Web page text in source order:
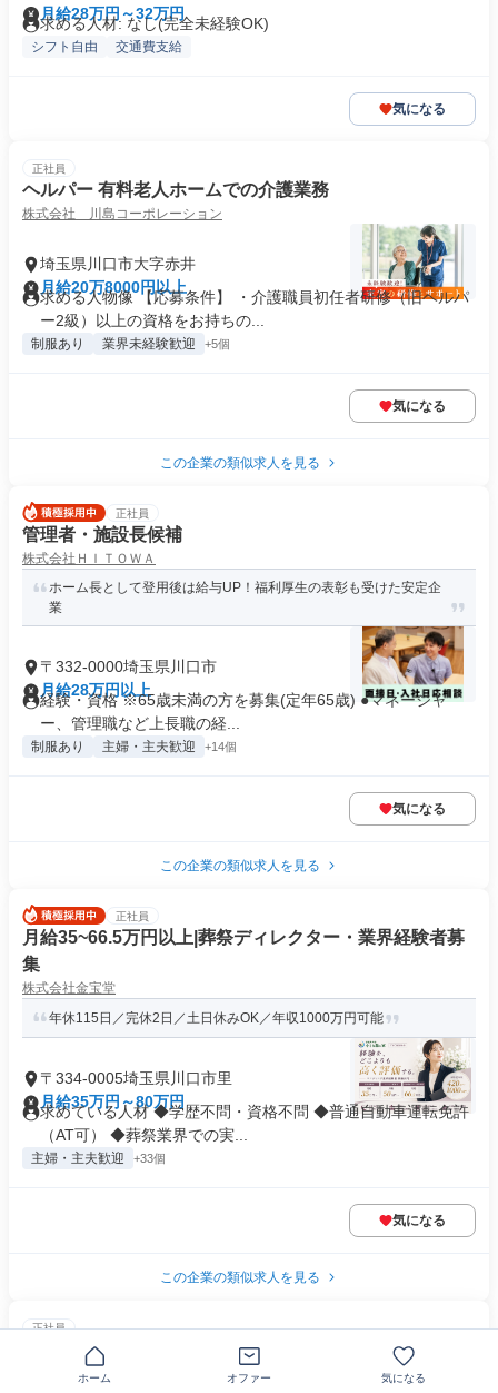
月給28万円～32万円
求める人材: なし(完全未経験OK)
シフト自由 交通費支給
気になる
正社員
ヘルパー 有料老人ホームでの介護業務
株式会社 川島コーポレーション
埼玉県川口市大字赤井
月給20万8000円以上
求める人物像 【応募条件】 ・介護職員初任者研修（旧ヘルパ
ー2級）以上の資格をお持ちの...
制服あり 業界未経験歓迎 +5個
気になる
この企業の類似求人を見る
正社員
管理者・施設長候補
株式会社ＨＩＴＯＷＡ
ホーム長として登用後は給与UP！福利厚生の表彰も受けた安定企
業
〒332-0000埼玉県川口市
月給28万円以上
経験・資格 ※65歳未満の方を募集(定年65歳) ●マネージャ
ー、管理職など上長職の経...
制服あり 主婦・主夫歓迎 +14個
気になる
この企業の類似求人を見る
正社員
月給35~66.5万円以上|葬祭ディレクター・業界経験者募
集
株式会社金宝堂
年休115日／完休2日／土日休みOK／年収1000万円可能
〒334-0005埼玉県川口市里
月給35万円～80万円
求めている人材 ◆学歴不問・資格不問 ◆普通自動車運転免許
（AT可） ◆葬祭業界での実...
主婦・主夫歓迎 +33個
気になる
この企業の類似求人を見る
正社員
医療事務・受付
医療法人社団福美会
ホーム オファー 気になる